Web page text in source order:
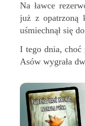
Na ławce
już z opatrzoną
uśmiechnął się
I tego dnia, choć
Asów wygrała